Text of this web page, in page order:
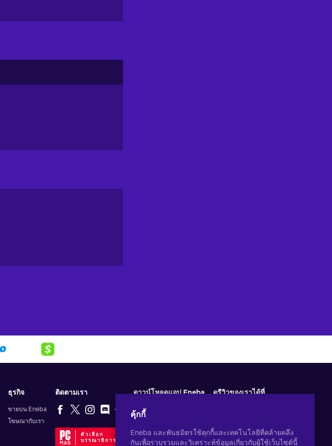
ธุรกิจ
ขายบน Eneba
โฆษณากับเรา
ติดตามเรา
ตัวเลือก
บรรณาธิการ
ดาวน์โหลดแอป Eneba ดูรีวิวของเราได้ที่
คุ้กกี้
Eneba และพันธมิตรใช้คุกกี้และเทคโนโลยีที่คล้ายคลึง
กันเพื่อรวบรวมและวิเคราะห์ข้อมูลเกี่ยวกับผู้ใช้เว็บไซต์นี้